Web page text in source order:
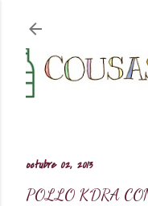
octubre 02, 2013
POLLO K´DRA